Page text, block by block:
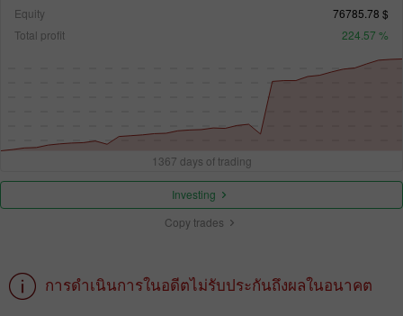
Equity
76785.78 $
Total profit
224.57 %
1367 days of trading
Investing
Copy trades
การดำเนินการในอดีตไม่รับประกันถึงผลในอนาคต